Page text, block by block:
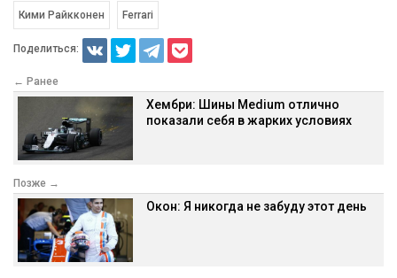
Кими Райкконен Ferrari
Поделиться:
← Ранее
Хембри: Шины Medium отлично
показали себя в жарких условиях
Позже →
Окон: Я никогда не забуду этот день